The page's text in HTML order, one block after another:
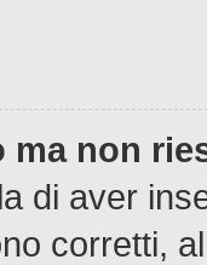
ma non
di aver
corretti,